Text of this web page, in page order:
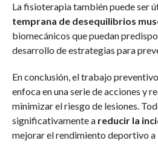
La fisioterapia también puede ser
temprana de desequilibrios
biomecánicos que puedan
desarrollo de estrategias para
En conclusión, el trabajo
enfoca en una serie de acciones y
minimizar el riesgo de lesiones.
significativamente areducir la
mejorar el rendimiento deportivo a